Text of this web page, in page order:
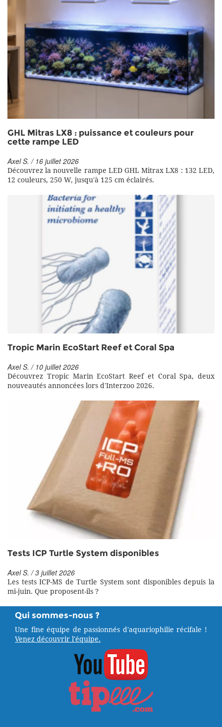
GHL Mitras LX8 : puissance et couleurs pour
cette rampe LED
Axel S. / 16 juillet 2026
Découvrez la nouvelle rampe LED GHL Mitrax LX8 : 132 LED,
12 couleurs, 250 W, jusqu'à 125 cm éclairés.
Tropic Marin EcoStart Reef et Coral Spa
Axel S. / 10 juillet 2026
Découvrez Tropic Marin EcoStart Reef et Coral Spa, deux
nouveautés annoncées lors d'Interzoo 2026.
Tests ICP Turtle System disponibles
Axel S. / 3 juillet 2026
Les tests ICP-MS de Turtle System sont disponibles depuis la
mi-juin. Que proposent-ils ?
Qui sommes-nous ?
Une fine équipe de passionnés d'aquariophilie récifale !
Venez découvrir l'équipe.